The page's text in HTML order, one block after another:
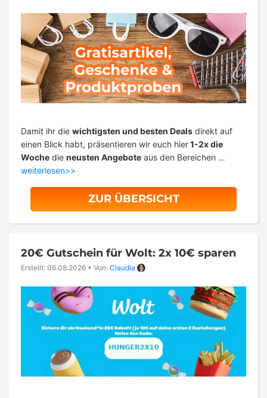
Damit ihr die wichtigsten und besten Deals direkt auf
einen Blick habt, präsentieren wir euch hier1-2x die
Woche die neusten Angebote aus den Bereichen …
weiterlesen>>
ZUR ÜBERSICHT
20€ Gutschein für Wolt: 2x 10€ sparen
Erstellt: 06.08.2026 • Von: Claudia